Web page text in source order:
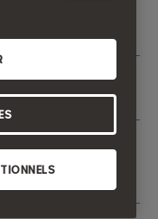
véhicule ?